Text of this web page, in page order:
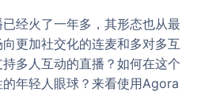
经火了一年多，其形态也从最
更加社交化的连麦和多对多互
多人互动的直播？如何在这个
年轻人眼球？来看使用Agora